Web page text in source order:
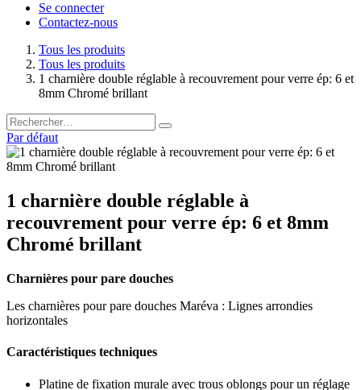
Se connecter
Contactez-nous
Tous les produits
Tous les produits
1 charnière double réglable à recouvrement pour verre ép: 6 et
8mm Chromé brillant
Par défaut
1 charnière double réglable à
recouvrement pour verre ép: 6 et 8mm
Chromé brillant
Charnières pour pare douches
Les charnières pour pare douches Maréva : Lignes arrondies
horizontales
Caractéristiques techniques
Platine de fixation murale avec trous oblongs pour un réglage